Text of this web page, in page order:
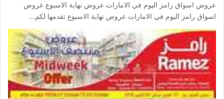
عروض اسواق رامز اليوم في الامارات عروض نهاية الاسبوع عروض
اسواق رامز اليوم في الامارات عروض نهاية الاسبوع نقدمها لكم…